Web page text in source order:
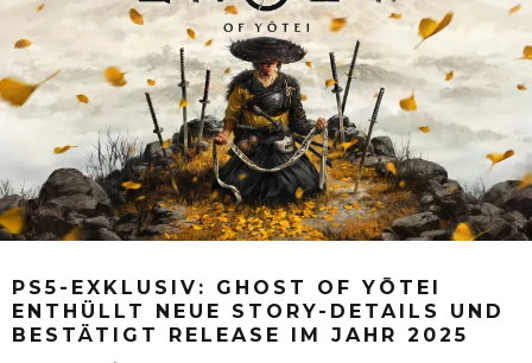
PS5-EXKLUSIV: GHOST OF YŌTEI
ENTHÜLLT NEUE STORY-DETAILS UND
BESTÄTIGT RELEASE IM JAHR 2025